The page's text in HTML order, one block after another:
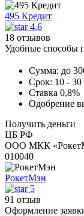
495 Кредит
4.6
18 отзывов
Удобные способы
Сумма: до
Срок: 10 - 30
Ставка 0,8%
Одобрение
Получить деньги
ЦБ РФ
ООО МКК
010040
РокетМэн
5
91 отзыв
Оформление